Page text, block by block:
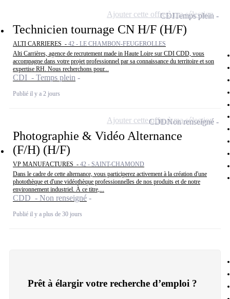
Technicien tournage CN H/F (H/F)
ALTI CARRIERES - 42 - LE CHAMBON-FEUGEROLLES
Alti Carrières, agence de recrutement made in Haute Loire sur CDI CDD, vous
accompagne dans votre projet professionnel par sa connaissance du territoire et son
expertise RH. Nous recherchons pour...
CDI - Temps plein
Publié il y a 2 jours
CDITemps plein
Ajouter cette offre à ma sélection
Photographie & Vidéo Alternance
(F/H) (H/F)
VP MANUFACTURES - 42 - SAINT-CHAMOND
Dans le cadre de cette alternance, vous participerez activement à la création d'une
photothèque et d'une vidéothèque professionnelles de nos produits et de notre
environnement industriel. À ce titre,...
CDD - Non renseigné
Publié il y a plus de 30 jours
CDDNon renseigné
Ajouter cette offre à ma sélection
Prêt à élargir votre recherche d’emploi ?